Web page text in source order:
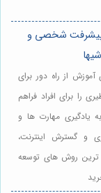
پیشرفت شخصی و
از راه دور برای
برای افراد فراهم
یادگیری مهارت ها و
و گسترش اینترنت،
ترین روش های توسعه